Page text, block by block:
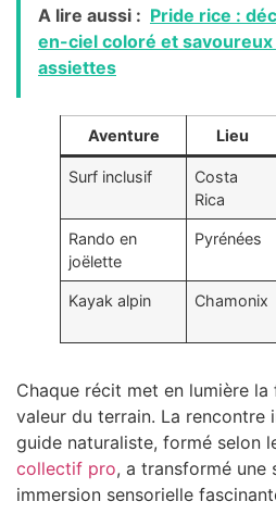
A lire aussi : Pride rice :
en-ciel coloré et
assiettes
Aventure Lieu
Surf inclusif
Costa
Rica
Rando en
joëlette
Pyrénées
Kayak alpin Chamonix
Chaque récit met en lumière
valeur du terrain. La rencontre
guide naturaliste, formé selon
collectif pro, a transformé une
immersion sensorielle